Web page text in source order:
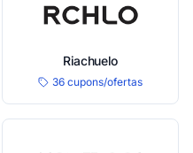
Riachuelo
36 cupons/ofertas